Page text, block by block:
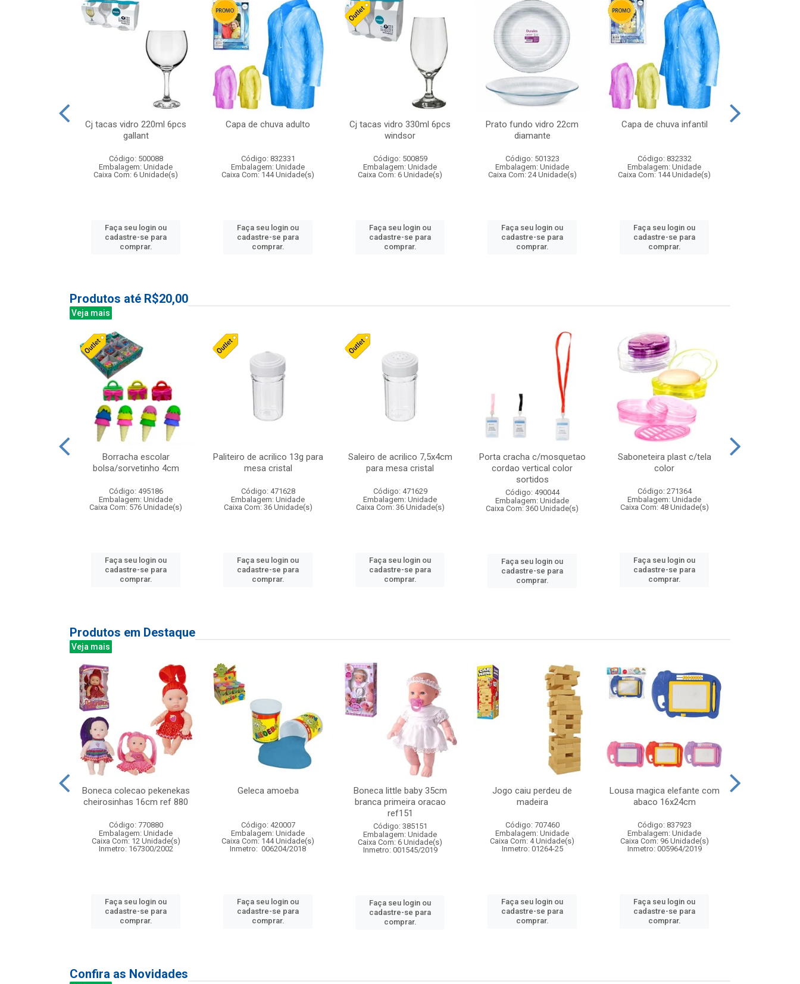
Cj tacas vidro 220ml 6pcs
gallant
Código: 500088
Embalagem: Unidade
Caixa Com: 6 Unidade(s)
Faça seu login ou
cadastre-se para
comprar.
Capa de chuva adulto
Código: 832331
Embalagem: Unidade
Caixa Com: 144 Unidade(s)
Faça seu login ou
cadastre-se para
comprar.
Cj tacas vidro 330ml 6pcs
windsor
Código: 500859
Embalagem: Unidade
Caixa Com: 6 Unidade(s)
Faça seu login ou
cadastre-se para
comprar.
Prato fundo vidro 22cm
diamante
Código: 501323
Embalagem: Unidade
Caixa Com: 24 Unidade(s)
Faça seu login ou
cadastre-se para
comprar.
Capa de chuva infantil
Código: 832332
Embalagem: Unidade
Caixa Com: 144 Unidade(s)
Faça seu login ou
cadastre-se para
comprar.
Produtos até R$20,00
Veja mais
Borracha escolar
bolsa/sorvetinho 4cm
Código: 495186
Embalagem: Unidade
Caixa Com: 576 Unidade(s)
Faça seu login ou
cadastre-se para
comprar.
Paliteiro de acrilico 13g para
mesa cristal
Código: 471628
Embalagem: Unidade
Caixa Com: 36 Unidade(s)
Faça seu login ou
cadastre-se para
comprar.
Saleiro de acrilico 7,5x4cm
para mesa cristal
Código: 471629
Embalagem: Unidade
Caixa Com: 36 Unidade(s)
Faça seu login ou
cadastre-se para
comprar.
Porta cracha c/mosquetao
cordao vertical color
sortidos
Código: 490044
Embalagem: Unidade
Caixa Com: 360 Unidade(s)
Faça seu login ou
cadastre-se para
comprar.
Saboneteira plast c/tela
color
Código: 271364
Embalagem: Unidade
Caixa Com: 48 Unidade(s)
Faça seu login ou
cadastre-se para
comprar.
Produtos em Destaque
Veja mais
Boneca colecao pekenekas
cheirosinhas 16cm ref 880
Código: 770880
Embalagem: Unidade
Caixa Com: 12 Unidade(s)
Inmetro: 167300/2002
Faça seu login ou
cadastre-se para
comprar.
Geleca amoeba
Código: 420007
Embalagem: Unidade
Caixa Com: 144 Unidade(s)
Inmetro: 006204/2018
Faça seu login ou
cadastre-se para
comprar.
Boneca little baby 35cm
branca primeira oracao
ref151
Código: 385151
Embalagem: Unidade
Caixa Com: 6 Unidade(s)
Inmetro: 001545/2019
Faça seu login ou
cadastre-se para
comprar.
Jogo caiu perdeu de
madeira
Código: 707460
Embalagem: Unidade
Caixa Com: 4 Unidade(s)
Inmetro: 01264-25
Faça seu login ou
cadastre-se para
comprar.
Lousa magica elefante com
abaco 16x24cm
Código: 837923
Embalagem: Unidade
Caixa Com: 96 Unidade(s)
Inmetro: 005964/2019
Faça seu login ou
cadastre-se para
comprar.
Confira as Novidades